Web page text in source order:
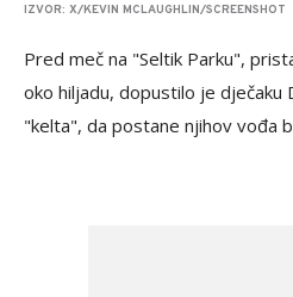
IZVOR: X/KEVIN MCLAUGHLIN/SCREENSHOT
Pred meč na "Seltik Parku",
oko hiljadu, dopustilo je dječaku
"kelta", da postane njihov vođa